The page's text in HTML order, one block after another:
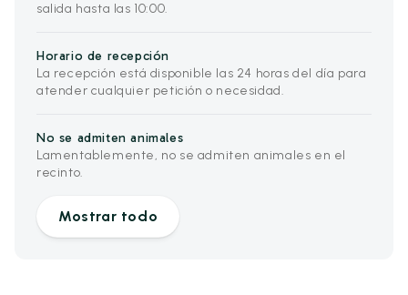
salida hasta las 10:00.
Horario de recepción
La recepción está disponible las 24 horas del día para
atender cualquier petición o necesidad.
No se admiten animales
Lamentablemente, no se admiten animales en el
recinto.
Mostrar todo